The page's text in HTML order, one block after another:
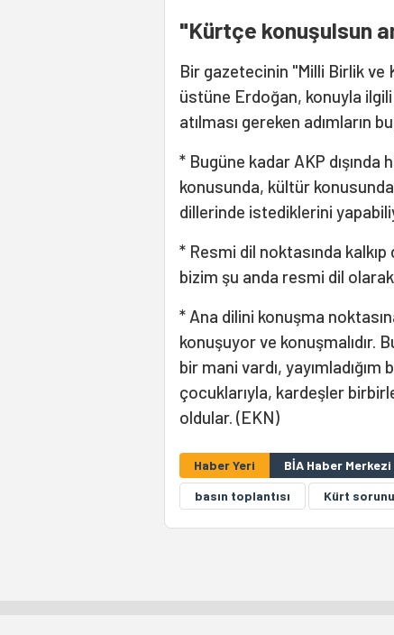
"Kürtçe konuşulsun
Bir gazetecinin "Milli Birlik ve
üstüne Erdoğan, konuyla ilgili
atılması gereken adımların
* Bugüne kadar AKP
konusunda, kültür konusunda
dillerinde istediklerini
* Resmi dil noktasında
bizim şu anda resmi dil
* Ana dilini konuşma
konuşuyor ve konuşmalıdır.
bir mani vardı,
çocuklarıyla, kardeşler
oldular. (EKN)
Haber Yeri BİA Haber Merkezi
basın toplantısı
Kürt sorunu